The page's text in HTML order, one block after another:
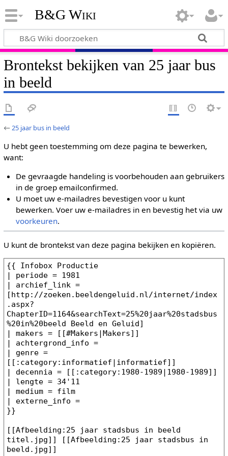
B&G Wiki
Brontekst bekijken van 25 jaar bus
in beeld
←25 jaar bus in beeld
U hebt geen toestemming om deze pagina te bewerken,
want:
De gevraagde handeling is voorbehouden aan gebruikers
in de groep emailconfirmed.
U moet uw e-mailadres bevestigen voor u kunt
bewerken. Voer uw e-mailadres in en bevestig het via uw
voorkeuren.
U kunt de brontekst van deze pagina bekijken en kopiëren.